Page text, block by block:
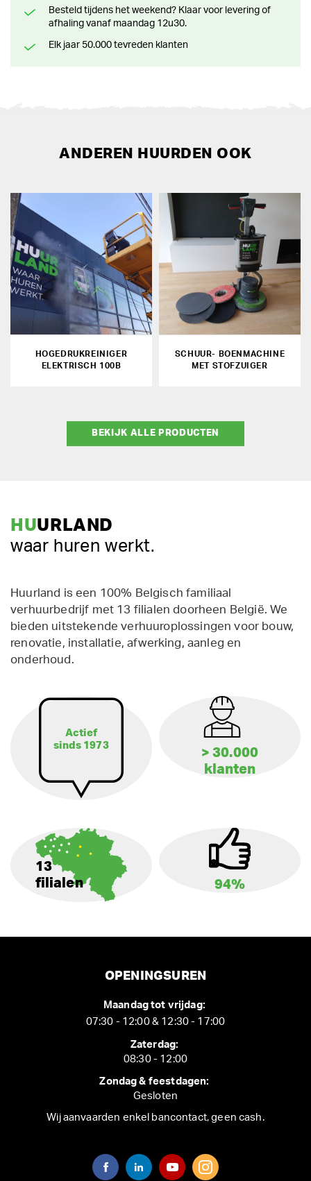
Besteld tijdens het weekend? Klaar voor levering of
afhaling vanaf maandag 12u30.
Elk jaar 50.000 tevreden klanten
ANDEREN HUURDEN OOK
HOGEDRUKREINIGER
ELEKTRISCH 100B
SCHUUR- BOENMACHINE
MET STOFZUIGER
BEKIJK ALLE PRODUCTEN
HUURLAND
waar huren werkt.
Huurland is een 100% Belgisch familiaal
verhuurbedrijf met 13 filialen doorheen België. We
bieden uitstekende verhuuroplossingen voor bouw,
renovatie, installatie, afwerking, aanleg en
onderhoud.
Actief
sinds 1973
> 30.000
klanten
13
filialen
94%
OPENINGSUREN
Maandag tot vrijdag:
07:30 - 12:00 & 12:30 - 17:00
Zaterdag:
08:30 - 12:00
Zondag & feestdagen:
Gesloten
Wij aanvaarden enkel bancontact, geen cash.